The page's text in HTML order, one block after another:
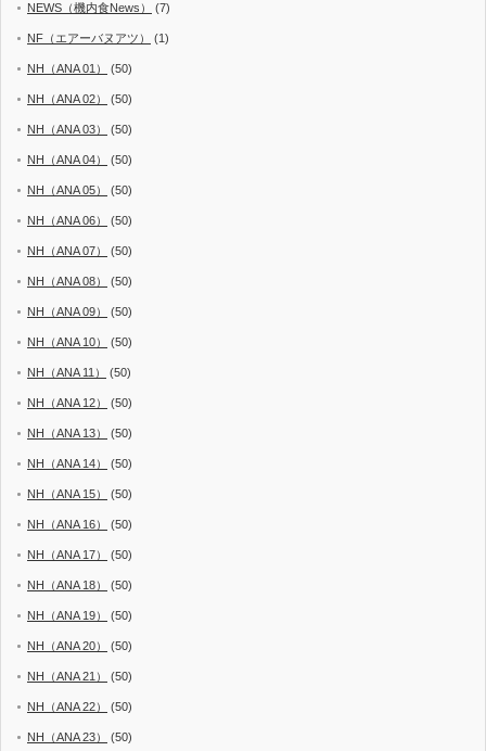
NEWS（機内食News） (7)
NF（エアーバヌアツ） (1)
NH（ANA 01） (50)
NH（ANA 02） (50)
NH（ANA 03） (50)
NH（ANA 04） (50)
NH（ANA 05） (50)
NH（ANA 06） (50)
NH（ANA 07） (50)
NH（ANA 08） (50)
NH（ANA 09） (50)
NH（ANA 10） (50)
NH（ANA 11） (50)
NH（ANA 12） (50)
NH（ANA 13） (50)
NH（ANA 14） (50)
NH（ANA 15） (50)
NH（ANA 16） (50)
NH（ANA 17） (50)
NH（ANA 18） (50)
NH（ANA 19） (50)
NH（ANA 20） (50)
NH（ANA 21） (50)
NH（ANA 22） (50)
NH（ANA 23） (50)